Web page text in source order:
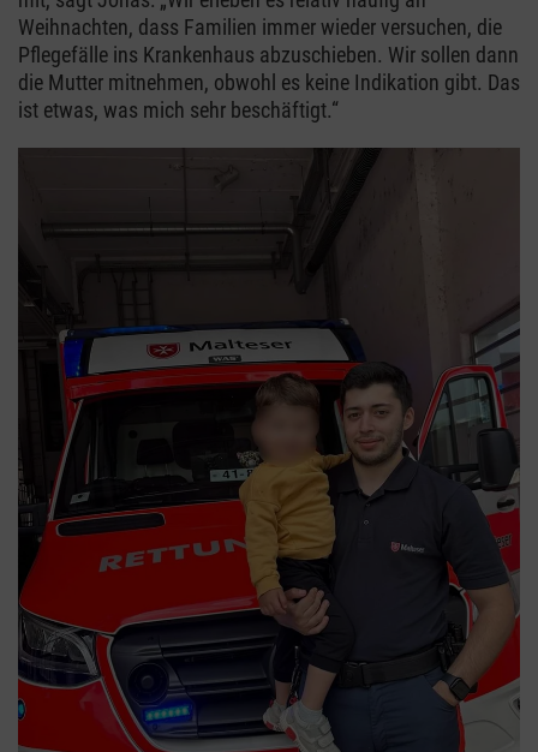
Weihnachten, dass Familien immer wieder versuchen, die
Pflegefälle ins Krankenhaus abzuschieben. Wir sollen dann
die Mutter mitnehmen, obwohl es keine Indikation gibt. Das
ist etwas, was mich sehr beschäftigt.“